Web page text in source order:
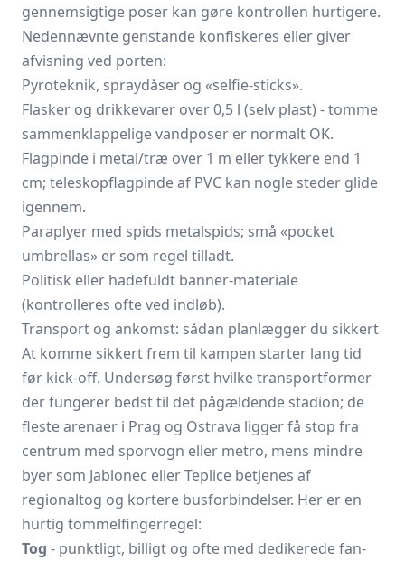
gennemsigtige poser kan gøre kontrollen hurtigere.
Nedennævnte genstande konfiskeres eller giver
afvisning ved porten:
Pyroteknik, spraydåser og «selfie-sticks».
Flasker og drikkevarer over 0,5 l (selv plast) - tomme
sammenklappelige vandposer er normalt OK.
Flagpinde i metal/træ over 1 m eller tykkere end 1
cm; teleskopflagpinde af PVC kan nogle steder glide
igennem.
Paraplyer med spids metalspids; små «pocket
umbrellas» er som regel tilladt.
Politisk eller hadefuldt banner-materiale
(kontrolleres ofte ved indløb).
Transport og ankomst: sådan planlægger du sikkert
At komme sikkert frem til kampen starter lang tid
før kick-off. Undersøg først hvilke transportformer
der fungerer bedst til det pågældende stadion; de
fleste arenaer i Prag og Ostrava ligger få stop fra
centrum med sporvogn eller metro, mens mindre
byer som Jablonec eller Teplice betjenes af
regionaltog og kortere bus­forbindelser. Her er en
hurtig tommelfingerregel:
Tog - punktligt, billigt og ofte med dedikerede fan-